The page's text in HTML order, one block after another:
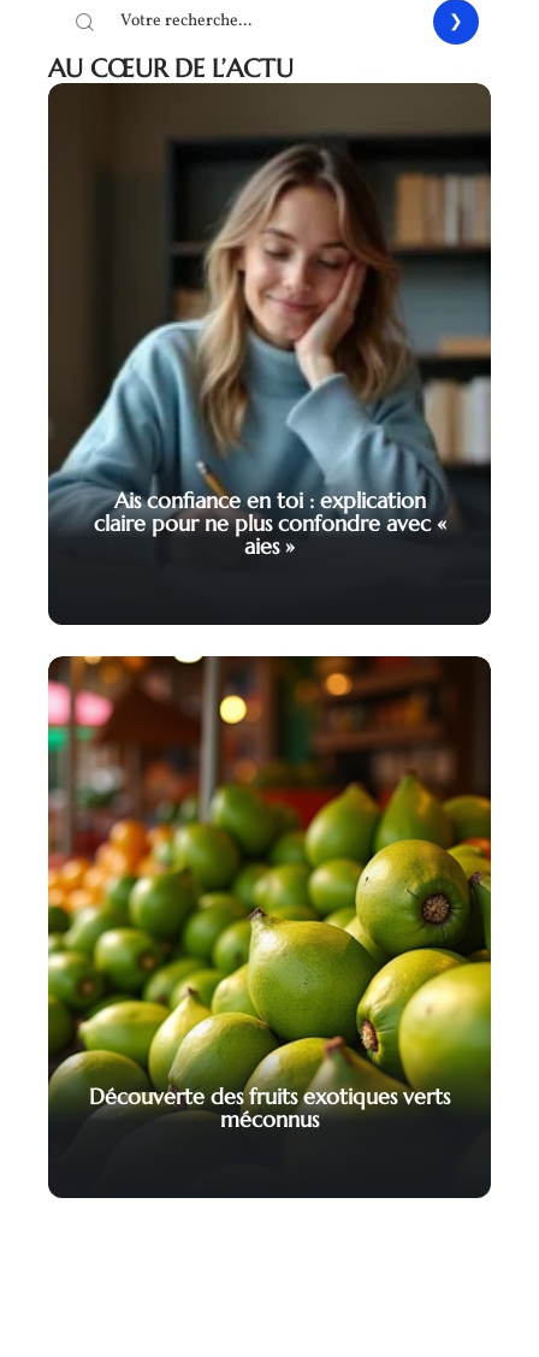
AU CŒUR DE L’ACTU
Ais confiance en toi : explication
claire pour ne plus confondre avec «
aies »
Découverte des fruits exotiques verts
méconnus